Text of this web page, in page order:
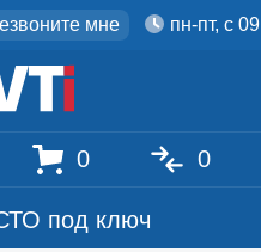
мне пн-пт, с
под ключ
0 0